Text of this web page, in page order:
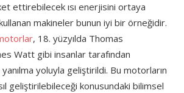
ettirebilecek ısı enerjisini ortaya
makineler bunun iyi bir örneğidir.
, 18. yüzyılda Thomas
Watt gibi insanlar tarafından
yoluyla geliştirildi. Bu motorların
geliştirilebileceği konusundaki bilimsel